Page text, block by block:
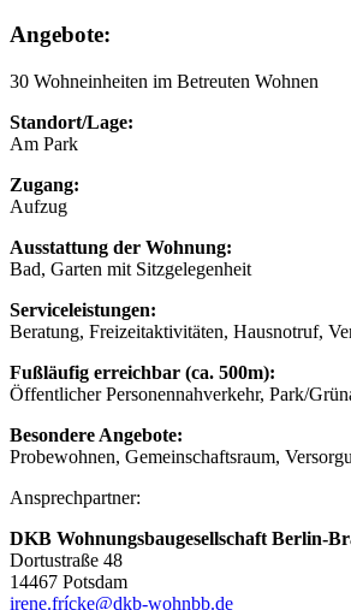
Angebote:
30 Wohneinheiten im Betreuten Wohnen
Standort/Lage:
Am Park
Zugang:
Aufzug
Ausstattung der Wohnung:
Bad, Garten mit Sitzgelegenheit
Serviceleistungen:
Beratung, Freizeitaktivitäten, Hausnotruf,
Fußläufig erreichbar (ca. 500m):
Öffentlicher Personennahverkehr, Park/
Besondere Angebote:
Probewohnen, Gemeinschaftsraum,
Ansprechpartner:
DKB Wohnungsbaugesellschaft Berlin-
Dortustraße 48
14467 Potsdam
irene.frícke@dkb-wohnbb.de